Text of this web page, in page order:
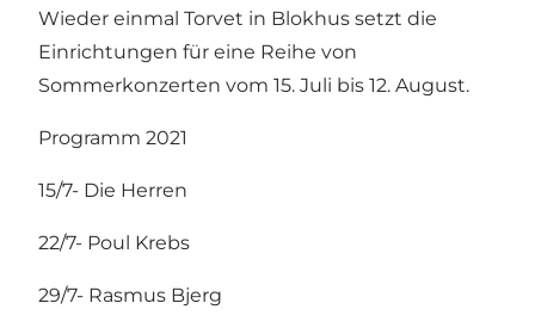
Wieder einmal Torvet in Blokhus setzt die
Einrichtungen für eine Reihe von
Sommerkonzerten vom 15. Juli bis 12. August.
Programm 2021
15/7- Die Herren
22/7- Poul Krebs
29/7- Rasmus Bjerg